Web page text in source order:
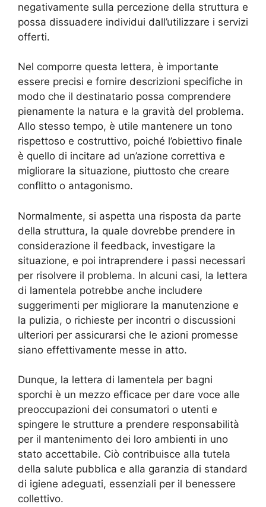
negativamente sulla percezione della struttura e
possa dissuadere individui dall’utilizzare i servizi
offerti.
Nel comporre questa lettera, è importante
essere precisi e fornire descrizioni specifiche in
modo che il destinatario possa comprendere
pienamente la natura e la gravità del problema.
Allo stesso tempo, è utile mantenere un tono
rispettoso e costruttivo, poiché l’obiettivo finale
è quello di incitare ad un’azione correttiva e
migliorare la situazione, piuttosto che creare
conflitto o antagonismo.
Normalmente, si aspetta una risposta da parte
della struttura, la quale dovrebbe prendere in
considerazione il feedback, investigare la
situazione, e poi intraprendere i passi necessari
per risolvere il problema. In alcuni casi, la lettera
di lamentela potrebbe anche includere
suggerimenti per migliorare la manutenzione e
la pulizia, o richieste per incontri o discussioni
ulteriori per assicurarsi che le azioni promesse
siano effettivamente messe in atto.
Dunque, la lettera di lamentela per bagni
sporchi è un mezzo efficace per dare voce alle
preoccupazioni dei consumatori o utenti e
spingere le strutture a prendere responsabilità
per il mantenimento dei loro ambienti in uno
stato accettabile. Ciò contribuisce alla tutela
della salute pubblica e alla garanzia di standard
di igiene adeguati, essenziali per il benessere
collettivo.